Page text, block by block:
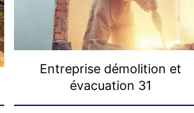
Entreprise démolition et
évacuation 31